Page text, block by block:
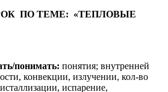
ПО ТЕМЕ: «ТЕПЛОВЫЕ
понимать: понятия; внутренней
конвекции, излучении, кол-во
испарение,